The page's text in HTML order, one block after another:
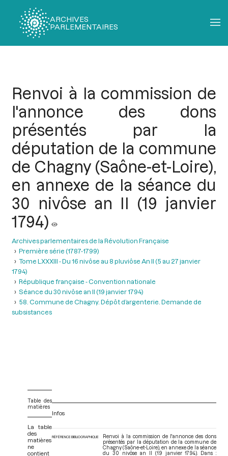
ARCHIVES
PARLEMENTAIRES
Renvoi à la commission de
l'annonce des dons
présentés par la
députation de la commune
de Chagny (Saône-et-Loire),
en annexe de la séance du
30 nivôse an II (19 janvier
1794)
Archives parlementaires de la Révolution Française
Première série (1787-1799)
Tome LXXXIII - Du 16 nivôse au 8 pluviôse An II (5 au 27 janvier
1794)
République française - Convention nationale
Séance du 30 nivôse an II (19 janvier 1794)
58. Commune de Chagny. Dépôt d’argenterie. Demande de
subsistances
Table des
matières
La table
des
matières
ne
contient
Infos
RÉFÉRENCE BIBLIOGRAPHIQUE
Renvoi à la commission de l'annonce des dons
présentés par la députation de la commune de
Chagny (Saône-et-Loire), en annexe de la séance
du 30 nivôse an II (19 janvier 1794). Dans :